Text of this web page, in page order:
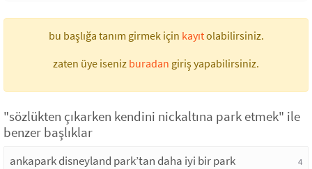
bu başlığa tanım girmek için kayıtolabilirsiniz.
zaten üye iseniz buradan giriş yapabilirsiniz.
"sözlükten çıkarken kendini nickaltına park etmek" ile
benzer başlıklar
ankapark disneyland park’tan daha iyi bir park 4